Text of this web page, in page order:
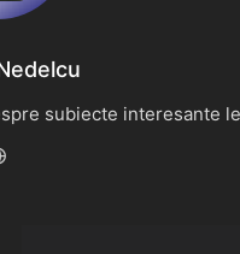
subiecte interesante